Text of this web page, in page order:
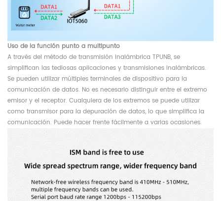
Uso de la función punto a multipunto
A través del método de transmisión inalámbrica TPUNB, se
simplifican las tediosas aplicaciones y transmisiones inalámbricas.
Se pueden utilizar múltiples terminales de dispositivo para la
comunicación de datos. No es necesario distinguir entre el extremo
emisor y el receptor. Cualquiera de los extremos se puede utilizar
como transmisor para la depuración de datos, lo que simplifica la
comunicación. Puede hacer frente fácilmente a varias ocasiones.